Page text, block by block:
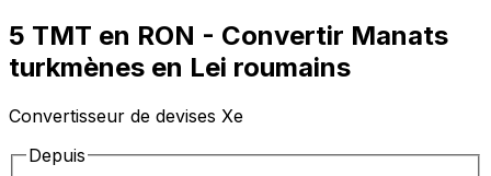
5 TMT en RON - Convertir Manats
turkmènes en Lei roumains
Convertisseur de devises Xe
Depuis